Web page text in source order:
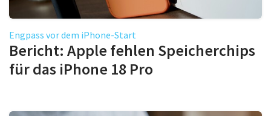
Engpass vor dem iPhone-Start
Bericht: Apple fehlen Speicherchips
für das iPhone 18 Pro